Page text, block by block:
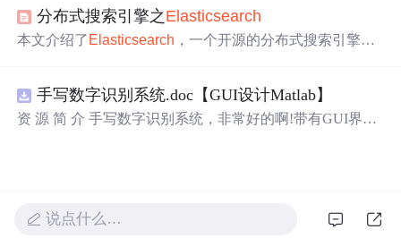
索技巧。
分布式搜索引擎之 Elasticsearch
本文介绍了 Elasticsearch ，一个开源的分布式搜索引擎，
键 特性和功能，以及应用场景和使用实例。,
手写数字识别系统.doc【GUI设计Matlab】
资 源 简 介 手写数字识别系统，非常好的啊!带有GUI界
果。这个系统可以在各种场景中使用，无论是学校、工作
还是日常生活，都能为你提供快速和准确的识别服务。它
说点什么…